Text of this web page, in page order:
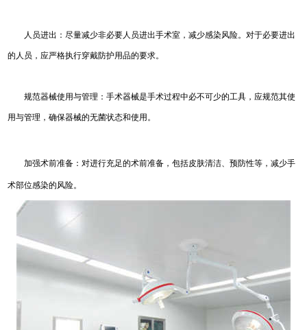
人员进出：尽量减少非必要人员进出手术室，减少感染风险。对于必要进出
的人员，应严格执行穿戴防护用品的要求。
规范器械使用与管理：手术器械是手术过程中必不可少的工具，应规范其使
用与管理，确保器械的无菌状态和使用。
加强术前准备：对进行充足的术前准备，包括皮肤清洁、预防性等，减少手
术部位感染的风险。